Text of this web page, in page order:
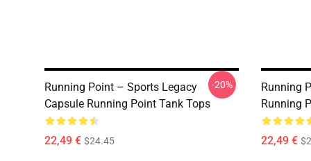
Running Point – Sports Legacy
Capsule Running Point Tank Tops
22,49 € $24.45
-20%
Running
Running
22,49 €